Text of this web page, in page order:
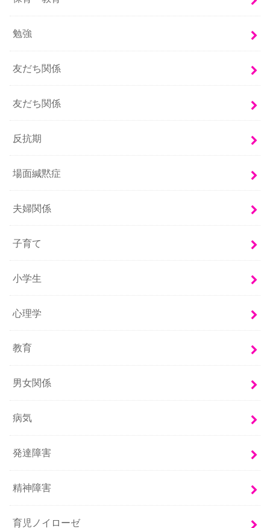
勉強
友だち関係
友だち関係
反抗期
場面緘黙症
夫婦関係
子育て
小学生
心理学
教育
男女関係
病気
発達障害
精神障害
育児ノイローゼ